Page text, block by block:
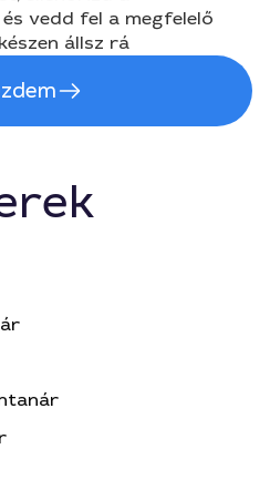
vedd fel a megfelelő
állsz rá